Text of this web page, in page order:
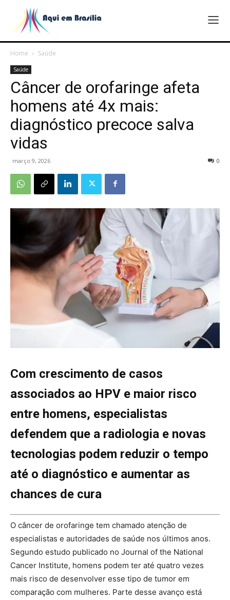
Home Saúde
Saúde
Câncer de orofaringe afeta
homens até 4x mais:
diagnóstico precoce salva
vidas
março 9, 2026 0
Com crescimento de casos
associados ao HPV e maior risco
entre homens, especialistas
defendem que a radiologia e novas
tecnologias podem reduzir o tempo
até o diagnóstico e aumentar as
chances de cura
O câncer de orofaringe tem chamado atenção de
especialistas e autoridades de saúde nos últimos anos.
Segundo estudo publicado no Journal of the National
Cancer Institute, homens podem ter até quatro vezes
mais risco de desenvolver esse tipo de tumor em
comparação com mulheres. Parte desse avanço está